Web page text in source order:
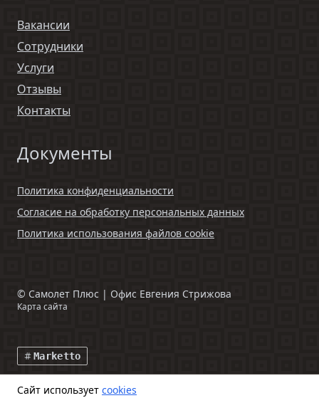
Вакансии
Сотрудники
Услуги
Отзывы
Контакты
Документы
Политика конфиденциальности
Согласие на обработку персональных данных
Политика использования файлов cookie
© Самолет Плюс | Офис Евгения Стрижова
Карта сайта
Marketto
Сайт использует cookies